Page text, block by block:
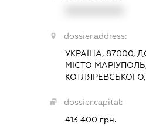
dossier.address:
УКРАЇНА, 87000,
МІСТО
dossier.capital:
413 400 грн.